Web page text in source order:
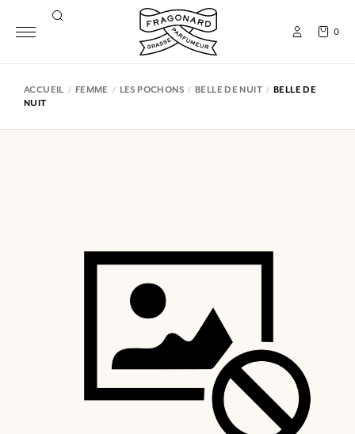
0
ACCUEIL FEMME LES POCHONS BELLE DE NUIT
BELLE DE
NUIT